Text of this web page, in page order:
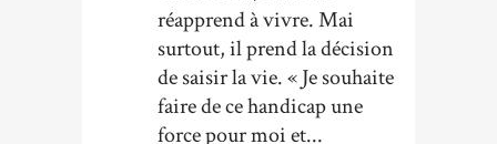
réapprend à vivre. Mai
surtout, il prend la décision
de saisir la vie. « Je souhaite
faire de ce handicap une
force pour moi et...